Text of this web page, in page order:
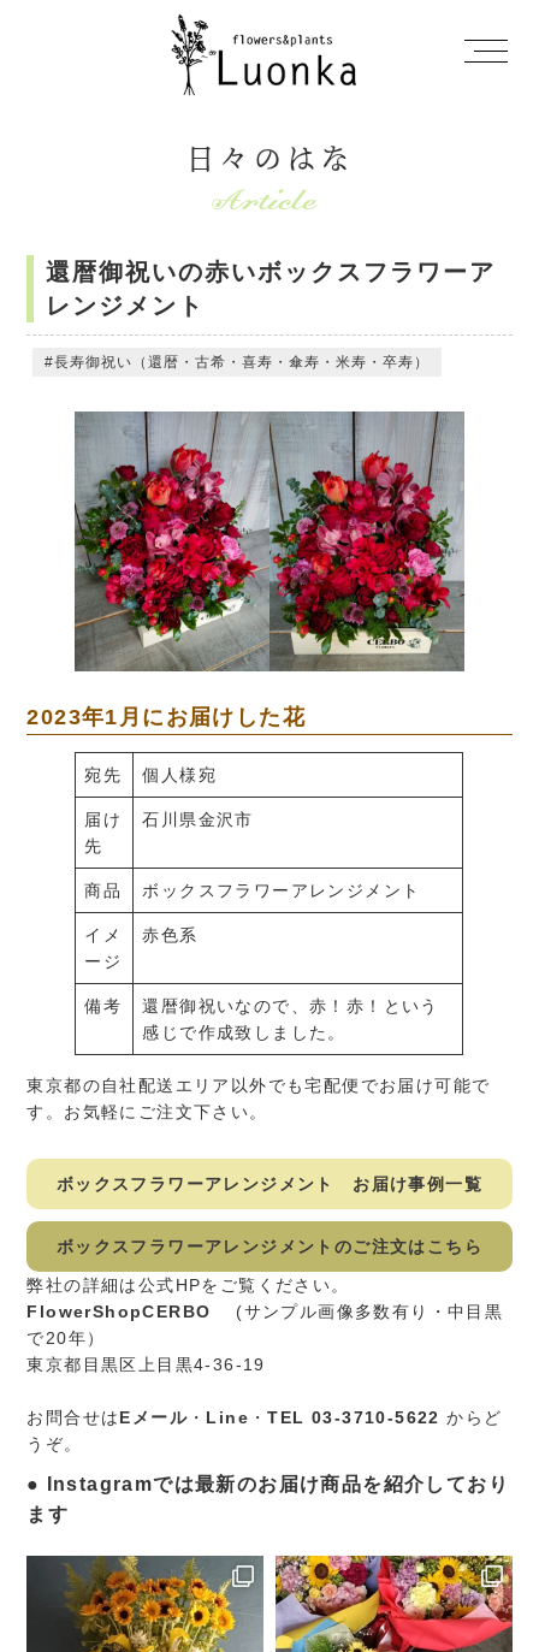
日々のはな
還暦御祝いの赤いボックスフラワーア
レンジメント
長寿御祝い（還暦・古希・喜寿・傘寿・米寿・卒寿）
2023年1月にお届けした花
宛先 個人様宛
届け
先
石川県金沢市
商品 ボックスフラワーアレンジメント
イメ
ージ
赤色系
備考
還暦御祝いなので、赤！赤！という
感じで作成致しました。
東京都の自社配送エリア以外でも宅配便でお届け可能で
す。お気軽にご注文下さい。
ボックスフラワーアレンジメント お届け事例一覧
ボックスフラワーアレンジメントのご注文はこちら
弊社の詳細は公式HPをご覧ください。
FlowerShopCERBO
(サンプル画像多数有り・中目黒
で20年）
東京都目黒区上目黒4-36-19
お問合せはEメール ・ Line ・TEL 03-3710-5622 からど
うぞ。
Instagramでは最新のお届け商品を紹介しており
ます